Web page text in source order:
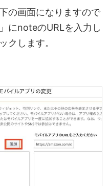
の画面になりますので
」にnoteのURLを入力し
クします。